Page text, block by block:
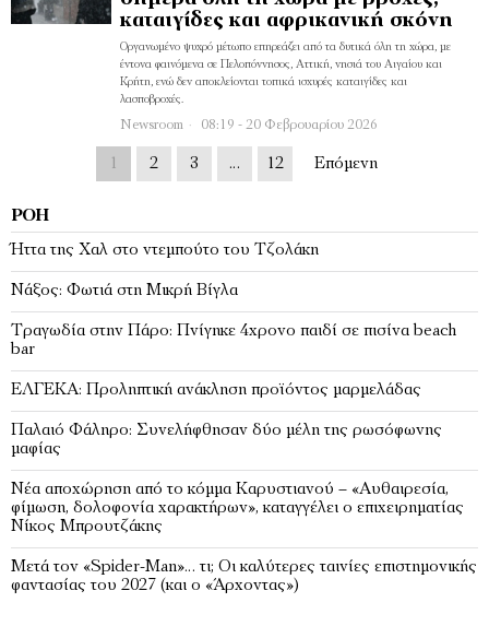
καταιγίδες και αφρικανική σκόνη
Οργανωμένο ψυχρό μέτωπο επηρεάζει από τα δυτικά όλη τη χώρα, με
έντονα φαινόμενα σε Πελοπόννησος, Αττική, νησιά του Αιγαίου και
Κρήτη, ενώ δεν αποκλείονται τοπικά ισχυρές καταιγίδες και
λασποβροχές.
Newsroom 08:19 - 20 Φεβρουαρίου 2026
1 2 3 … 12 Επόμενη
ΡΟΉ
Ήττα της Χαλ στο ντεμπούτο του Τζολάκη
Νάξος: Φωτιά στη Μικρή Βίγλα
Tραγωδία στην Πάρο: Πνίγηκε 4χρονο παιδί σε πισίνα beach
bar
ΕΛΓΕΚΑ: Προληπτική ανάκληση προϊόντος μαρμελάδας
Παλαιό Φάληρο: Συνελήφθησαν δύο μέλη της ρωσόφωνης
μαφίας
Νέα αποχώρηση από το κόμμα Καρυστιανού – «Αυθαιρεσία,
φίμωση, δολοφονία χαρακτήρων», καταγγέλει ο επιχειρηματίας
Νίκος Μπρουτζάκης
Μετά τον «Spider-Man»… τι; Oι καλύτερες ταινίες επιστημονικής
φαντασίας του 2027 (και ο «Άρχοντας»)